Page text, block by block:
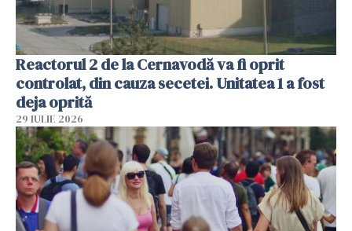
Reactorul 2 de la Cernavodă va fi oprit
controlat, din cauza secetei. Unitatea 1 a fost
deja oprită
29 IULIE 2026